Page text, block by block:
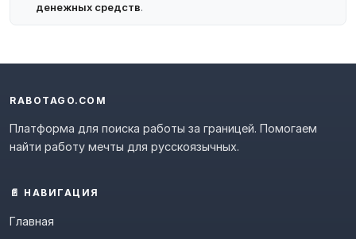
денежных средств.
RABOTAGO.COM
Платформа для поиска работы за границей. Помогаем
найти работу мечты для русскоязычных.
📄 НАВИГАЦИЯ
Главная